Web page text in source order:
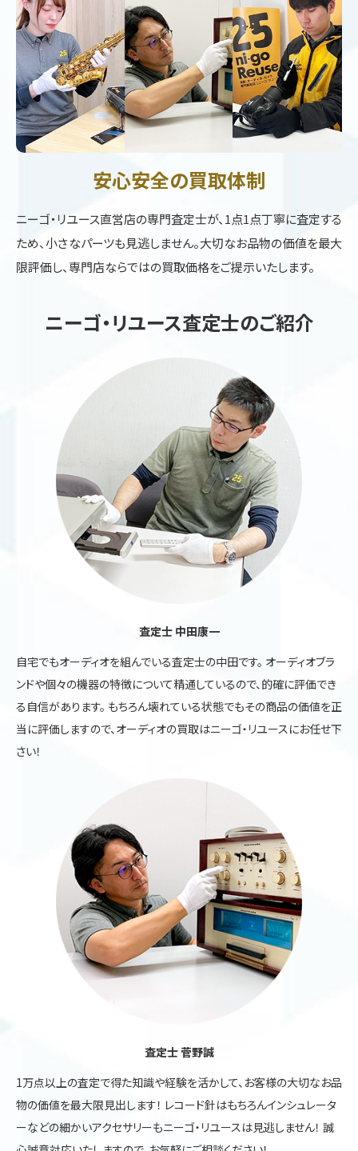
安心安全の買取体制
ニーゴ・リユース直営店の専門査定士が、1点1点丁寧に査定する
ため、小さなパーツも見逃しません。大切なお品物の価値を最大
限評価し、専門店ならではの買取価格をご提示いたします。
ニーゴ・リユース査定士のご紹介
査定士 中田康一
自宅でもオーディオを組んでいる査定士の中田です。 オーディオブラ
ンドや個々の機器の特徴について精通しているので、的確に評価でき
る自信があります。 もちろん壊れている状態でもその商品の価値を正
当に評価しますので、オーディオの買取はニーゴ・リユースにお任せ下
さい！
査定士 菅野誠
1万点以上の査定で得た知識や経験を活かして、お客様の大切なお品
物の価値を最大限見出します！ レコード針はもちろんインシュレータ
ーなどの細かいアクセサリーもニーゴ・リユースは見逃しません！ 誠